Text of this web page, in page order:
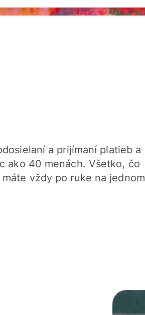
a prijímaní platieb a
ako 40 menách. Všetko, čo
vždy po ruke na jednom